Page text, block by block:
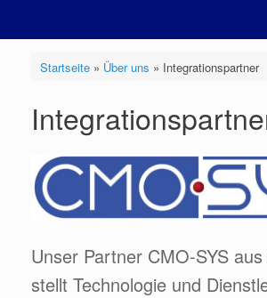
springen
Startseite» Über uns » Integrationspartner
Unser Partner CMO-SYS
stellt Technologie und